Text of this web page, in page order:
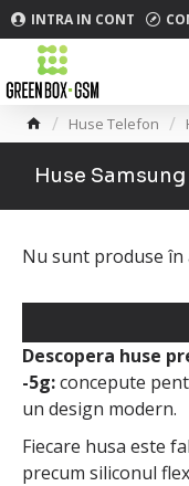
INTRA IN CONT
Huse Telefon
Huse
Descopera huse
-5g:concepute
un design modern.
Fiecare husa este
precum siliconul
Nu sunt produse în